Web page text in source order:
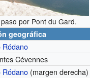
por Pont du Gard.
geográfica
Ródano
Cévennes
Ródano (margen derecha)